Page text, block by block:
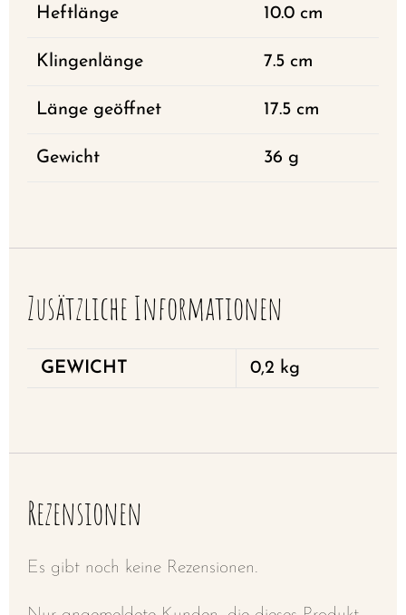
Heftlänge 10.0 cm
Klingenlänge 7.5 cm
Länge geöffnet 17.5 cm
Gewicht 36 g
Zusätzliche Informationen
GEWICHT 0,2 kg
Rezensionen
Es gibt noch keine Rezensionen.